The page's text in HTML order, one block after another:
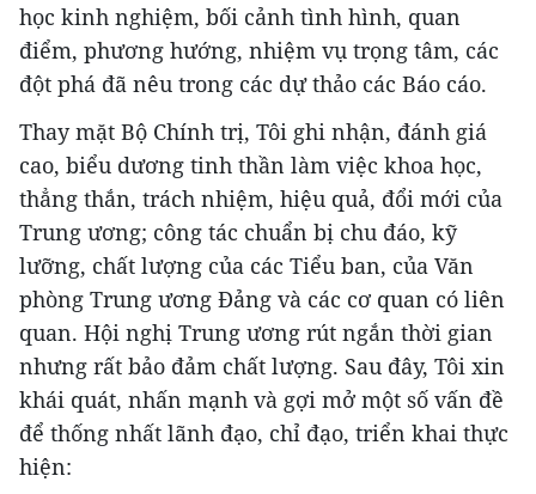
học kinh nghiệm, bối cảnh tình hình, quan
điểm, phương hướng, nhiệm vụ trọng tâm, các
đột phá đã nêu trong các dự thảo các Báo cáo.
Thay mặt Bộ Chính trị, Tôi ghi nhận, đánh giá
cao, biểu dương tinh thần làm việc khoa học,
thẳng thắn, trách nhiệm, hiệu quả, đổi mới của
Trung ương; công tác chuẩn bị chu đáo, kỹ
lưỡng, chất lượng của các Tiểu ban, của Văn
phòng Trung ương Đảng và các cơ quan có liên
quan. Hội nghị Trung ương rút ngắn thời gian
nhưng rất bảo đảm chất lượng. Sau đây, Tôi xin
khái quát, nhấn mạnh và gợi mở một số vấn đề
để thống nhất lãnh đạo, chỉ đạo, triển khai thực
hiện: